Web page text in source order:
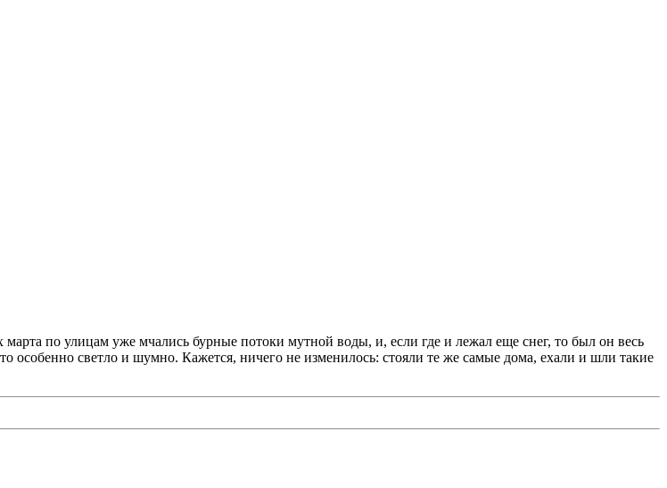
по улицам уже мчались бурные потоки мутной воды, и, если где и лежал еще снег, то был он весь
светло и шумно. Кажется, ничего не изменилось: стояли те же самые дома, ехали и шли такие